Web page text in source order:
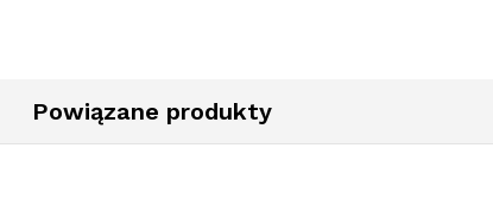
Powiązane produkty